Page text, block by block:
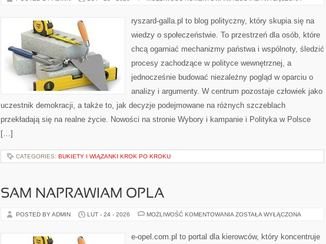
ryszard-galla.pl to blog polityczny, który skupia się na
wiedzy o społeczeństwie. To przestrzeń dla osób, które
chcą ogarniać mechanizmy państwa i wspólnoty, śledzić
procesy zachodzące w polityce wewnętrznej, a
jednocześnie budować niezależny pogląd w oparciu o
analizy i argumenty. W centrum pozostaje człowiek jako
uczestnik demokracji, a także to, jak decyzje podejmowane na różnych szczeblach
przekładają się na realne życie. Nowości na stronie Wybory i kampanie i Polityka w Polsce
[…]
CATEGORIES: BUKIETY I WIĄZANKI KROK PO KROKU
SAM NAPRAWIAM OPLA
POSTED BY ADMIN LUT - 24 - 2026 MOŻLIWOŚĆ KOMENTOWANIA SAM
ZOSTAŁA WYŁĄCZONA
e-opel.com.pl to portal dla kierowców, który koncentruje